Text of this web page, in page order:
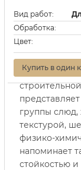
Вид работ:
Обработка:
Цвет:
Купить в один
Серицит для
минеральный
группы слюд,
текстурой,
физико-
напоминает
стойкостью и